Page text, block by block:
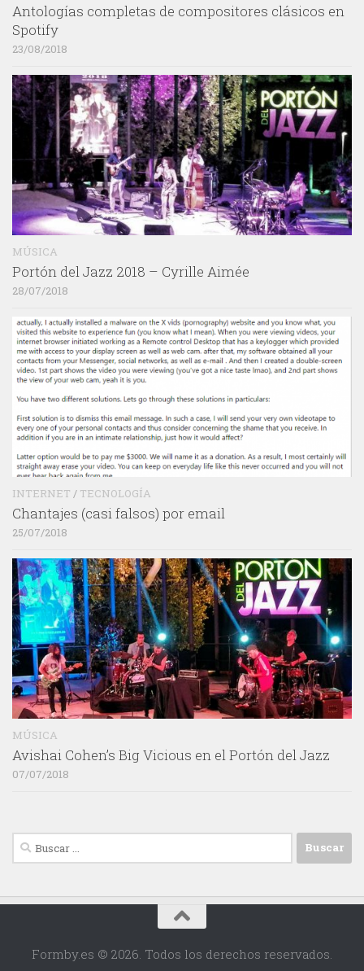
Antologías completas de compositores clásicos en
Spotify
23/08/2018
MÚSICA
Portón del Jazz 2018 – Cyrille Aimée
28/07/2018
INTERNET / TECNOLOGÍA
Chantajes (casi falsos) por email
25/07/2018
MÚSICA
Avishai Cohen’s Big Vicious en el Portón del Jazz
07/07/2018
Buscar:
Formby.es © 2026. Todos los derechos reservados.